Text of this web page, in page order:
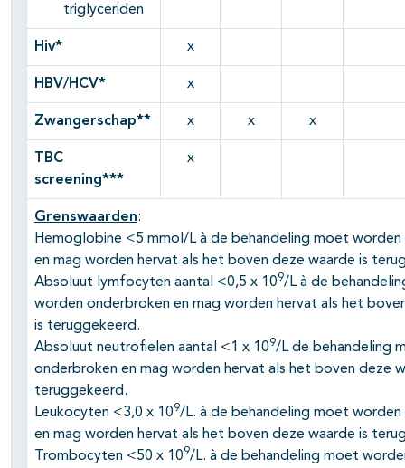
triglyceriden
Hiv* x
HBV/HCV* x
Zwangerschap** x x x
TBC
screening***
x
Grenswaarden:
Hemoglobine <5 mmol/L à de behandeling moet
en mag worden hervat als het boven deze waarde is
Absoluut lymfocyten aantal <0,5 x 109/L à de
worden onderbroken en mag worden hervat als het
is teruggekeerd.
Absoluut neutrofielen aantal <1 x 109/L de behandeling
onderbroken en mag worden hervat als het boven deze
teruggekeerd.
Leukocyten <3,0 x 109/L. à de behandeling moet
en mag worden hervat als het boven deze waarde is
Trombocyten <50 x 109/L. à de behandeling moet